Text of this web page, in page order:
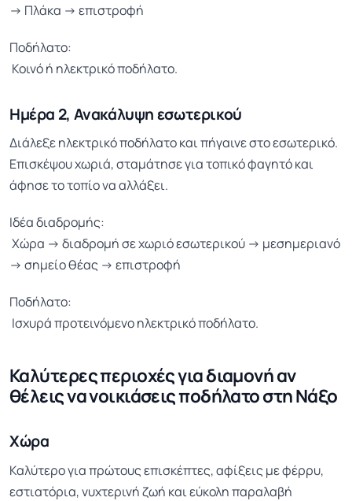
→ Πλάκα → επιστροφή
Ποδήλατο:
Κοινό ή ηλεκτρικό ποδήλατο.
Ημέρα 2, Ανακάλυψη εσωτερικού
Διάλεξε ηλεκτρικό ποδήλατο και πήγαινε στο εσωτερικό.
Επισκέψου χωριά, σταμάτησε για τοπικό φαγητό και
άφησε το τοπίο να αλλάξει.
Ιδέα διαδρομής:
Χώρα → διαδρομή σε χωριό εσωτερικού → μεσημεριανό
→ σημείο θέας → επιστροφή
Ποδήλατο:
Ισχυρά προτεινόμενο ηλεκτρικό ποδήλατο.
Καλύτερες περιοχές για διαμονή αν
θέλεις να νοικιάσεις ποδήλατο στη Νάξο
Χώρα
Καλύτερο για πρώτους επισκέπτες, αφίξεις με φέρρυ,
εστιατόρια, νυχτερινή ζωή και εύκολη παραλαβή